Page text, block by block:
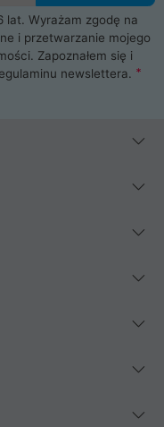
lat. Wyrażam zgodę na
i przetwarzanie mojego
Zapoznałem się i
newslettera.